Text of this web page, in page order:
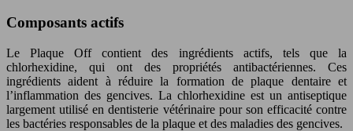
Composants actifs
Le Plaque Off contient des ingrédients actifs, tels que la
chlorhexidine, qui ont des propriétés antibactériennes. Ces
ingrédients aident à réduire la formation de plaque dentaire et
l’inflammation des gencives. La chlorhexidine est un antiseptique
largement utilisé en dentisterie vétérinaire pour son efficacité contre
les bactéries responsables de la plaque et des maladies des gencives.